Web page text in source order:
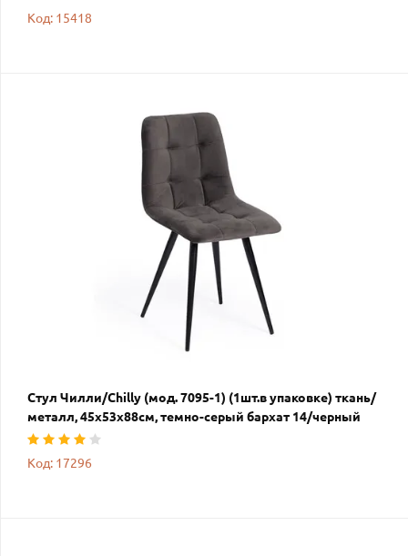
Код: 15418
Стул Чилли/Chilly (мод. 7095-1) (1шт.в упаковке) ткань/
металл, 45х53х88см, темно-серый бархат 14/черный
Код: 17296